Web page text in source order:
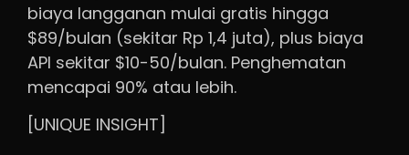
biaya langganan mulai gratis hingga
$89/bulan (sekitar Rp 1,4 juta), plus biaya
API sekitar $10-50/bulan. Penghematan
mencapai 90% atau lebih.
[UNIQUE INSIGHT]